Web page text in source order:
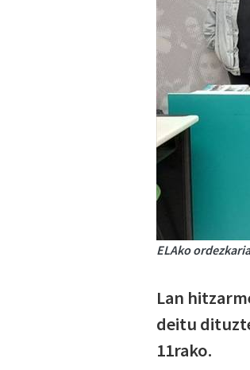
ELAko
Lan
deitu
11rako.